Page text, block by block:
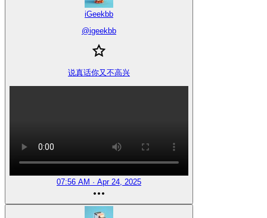
iGeekbb
@igeekbb
说真话你又不高兴
07:56 AM · Apr 24, 2025